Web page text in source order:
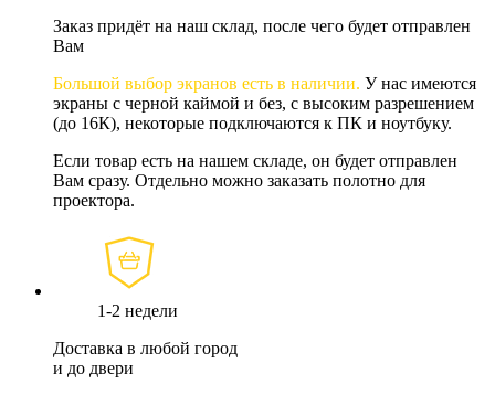
Заказ придёт на наш склад, после чего будет отправлен
Вам
Большой выбор экранов есть в наличии. У нас имеются
экраны с черной каймой и без, с высоким разрешением
(до 16К), некоторые подключаются к ПК и ноутбуку.
Если товар есть на нашем складе, он будет отправлен
Вам сразу. Отдельно можно заказать полотно для
проектора.
1-2 недели
Доставка в любой город
и до двери